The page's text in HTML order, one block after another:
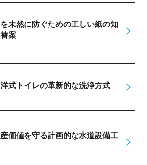
を未然に防ぐための正しい紙の知
案
式トイレの革新的な洗浄方式
価値を守る計画的な水道設備工